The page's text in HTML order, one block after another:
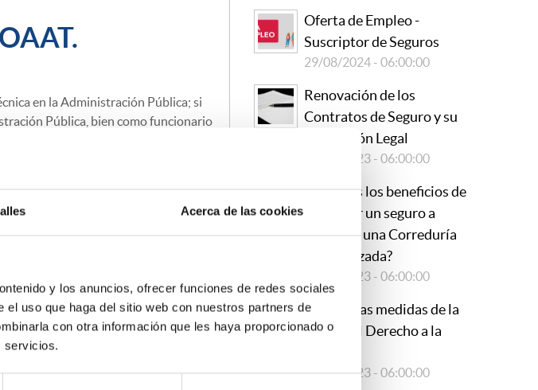
Acerca de las cookies
y los anuncios, ofrecer funciones de redes sociales
uso que haga del sitio web con nuestros partners de
con otra información que les haya proporcionado o
servicios.
en la Administración Pública; si
Pública, bien como funcionario
civil a través de esta póliza
profesional, fianzas, defensa
Plus.
la Arquitectura Técnica para Jefes de
que ejerzan como asalariados en el
Oferta de Empleo -
Suscriptor de Seguros
29/08/2024 - 06:00:00
Renovación de los
Contratos de Seguro y su
Regulación Legal
26/10/2023 - 06:00:00
¿Conoces los beneficios de
contratar un seguro a
través de una Correduría
especializada?
15/09/2023 - 06:00:00
Novedosas medidas de la
Ley por el Derecho a la
23/05/2023 - 06:00:00